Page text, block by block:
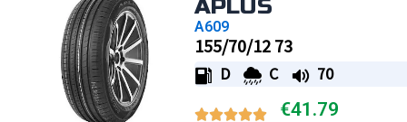
APLUS
A609
155/70/12 73
D C 70
€41.79